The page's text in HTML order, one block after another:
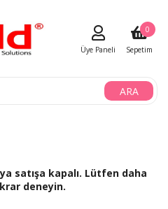
ARA
Üye Paneli Sepetim
0
satışa kapalı. Lütfen daha
deneyin.